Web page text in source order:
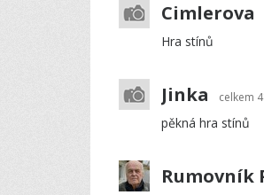
Cimlerova
Hra stínů
Jinka celkem
pěkná hra stínů
Rumovník